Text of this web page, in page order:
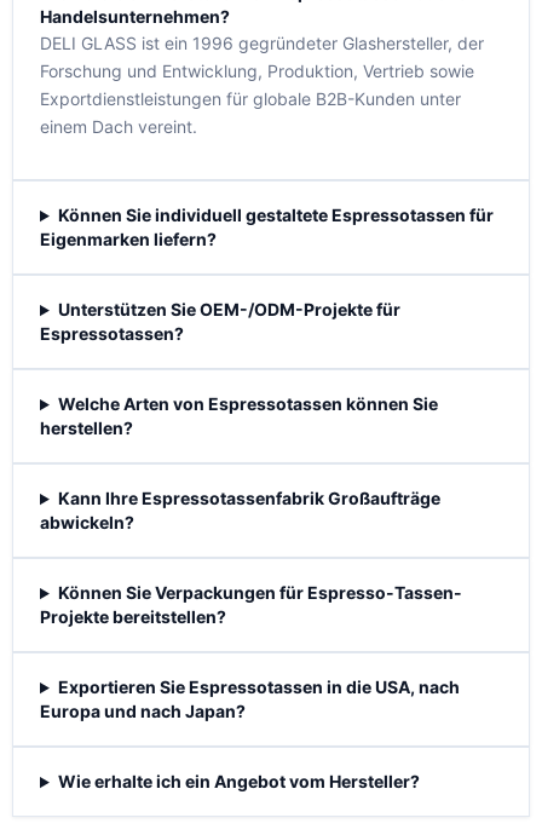
Handelsunternehmen?
DELI GLASS ist ein 1996 gegründeter Glashersteller, der
Forschung und Entwicklung, Produktion, Vertrieb sowie
Exportdienstleistungen für globale B2B-Kunden unter
einem Dach vereint.
Können Sie individuell gestaltete Espressotassen für
Eigenmarken liefern?
Unterstützen Sie OEM-/ODM-Projekte für
Espressotassen?
Welche Arten von Espressotassen können Sie
herstellen?
Kann Ihre Espressotassenfabrik Großaufträge
abwickeln?
Können Sie Verpackungen für Espresso-Tassen-
Projekte bereitstellen?
Exportieren Sie Espressotassen in die USA, nach
Europa und nach Japan?
Wie erhalte ich ein Angebot vom Hersteller?